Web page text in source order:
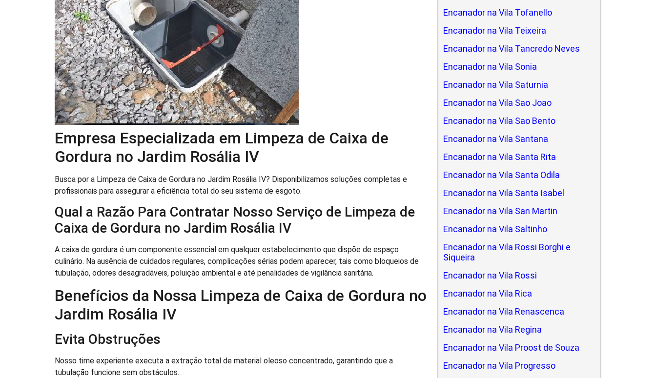
Empresa Especializada em Limpeza de Caixa de
Gordura no Jardim Rosália IV
Busca por a Limpeza de Caixa de Gordura no Jardim Rosália IV? Disponibilizamos soluções completas e
profissionais para assegurar a eficiência total do seu sistema de esgoto.
Qual a Razão Para Contratar Nosso Serviço de Limpeza de
Caixa de Gordura no Jardim Rosália IV
A caixa de gordura é um componente essencial em qualquer estabelecimento que dispõe de espaço
culinário. Na ausência de cuidados regulares, complicações sérias podem aparecer, tais como bloqueios de
tubulação, odores desagradáveis, poluição ambiental e até penalidades de vigilância sanitária.
Benefícios da Nossa Limpeza de Caixa de Gordura no
Jardim Rosália IV
Evita Obstruções
Nosso time experiente executa a extração total de material oleoso concentrado, garantindo que a
tubulação funcione sem obstáculos.
Encanador na Vila Tofanello
Encanador na Vila Teixeira
Encanador na Vila Tancredo Neves
Encanador na Vila Sonia
Encanador na Vila Saturnia
Encanador na Vila Sao Joao
Encanador na Vila Sao Bento
Encanador na Vila Santana
Encanador na Vila Santa Rita
Encanador na Vila Santa Odila
Encanador na Vila Santa Isabel
Encanador na Vila San Martin
Encanador na Vila Saltinho
Encanador na Vila Rossi Borghi e
Siqueira
Encanador na Vila Rossi
Encanador na Vila Rica
Encanador na Vila Renascenca
Encanador na Vila Regina
Encanador na Vila Proost de Souza
Encanador na Vila Progresso